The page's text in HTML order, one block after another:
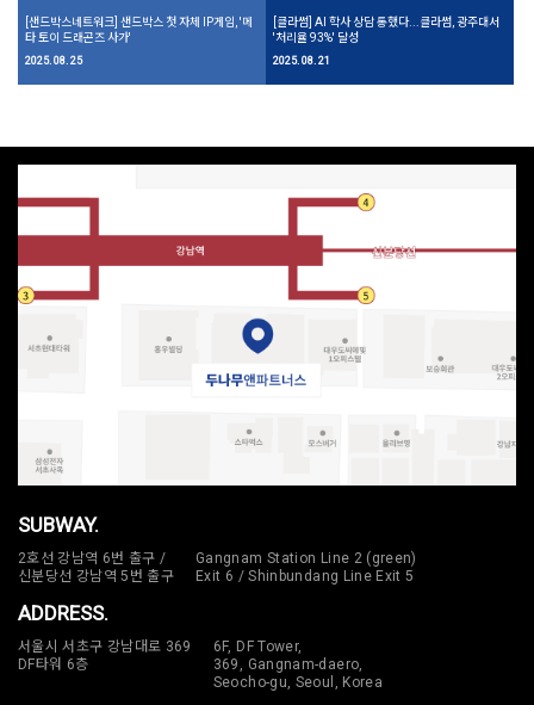
[샌드박스네트워크] 샌드박스 첫 자체 IP게임, '메
타 토이 드래곤즈 사가'
2025. 08. 25
[클라썸] AI 학사 상담 통했다...클라썸, 광주대서
'처리율 93%' 달성
2025. 08. 21
SUBWAY.
2호선 강남역 6번 출구 /
신분당선 강남역 5번 출구
Gangnam Station Line 2 (green)
Exit 6 / Shinbundang Line Exit 5
ADDRESS.
서울시 서초구 강남대로 369
DF타워 6층
6F, DF Tower,
369, Gangnam-daero,
Seocho-gu, Seoul, Korea